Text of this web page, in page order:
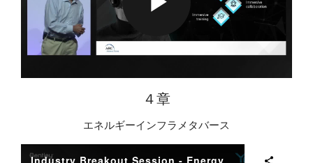
D
E
O
Y
V
P
L
４章
エネルギーインフラメタバース